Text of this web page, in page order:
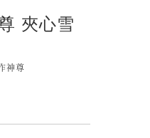
夾心雪
神尊